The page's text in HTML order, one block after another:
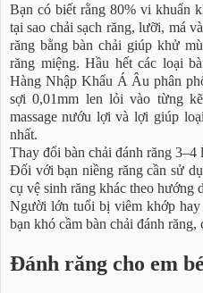
Bạn có biết rằng 80% vi khuẩn
tại sao chải sạch răng, lưỡi, má
răng bằng bàn chải giúp khử mùi hôi và ngăn ngừa các bệnh về
răng miệng. Hầu hết các loại bàn chải đánh răng Hàn Quốc
Hàng Nhập Khẩu Á Âu phân phối
sợi 0,01mm len lỏi vào từng
massage nướu lợi và lợi giúp loại bỏ những mảng bám cứng đầu
nhất.
Thay đổi bàn chải đánh răng 3–4
Đối với bạn niềng răng cần sử dụng
cụ vệ sinh răng khác theo hướng
Người lớn tuổi bị viêm khớp
bạn khó cầm bàn chải đánh răng,
Đánh răng cho em